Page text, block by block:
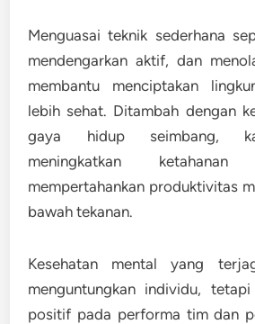
Menguasai teknik sederhana
mendengarkan aktif, dan
membantu menciptakan
lebih sehat. Ditambah dengan
gaya hidup seimbang,
meningkatkan
mempertahankan produktivitas
bawah tekanan.
Kesehatan mental yang
menguntungkan individu,
positif pada performa tim dan